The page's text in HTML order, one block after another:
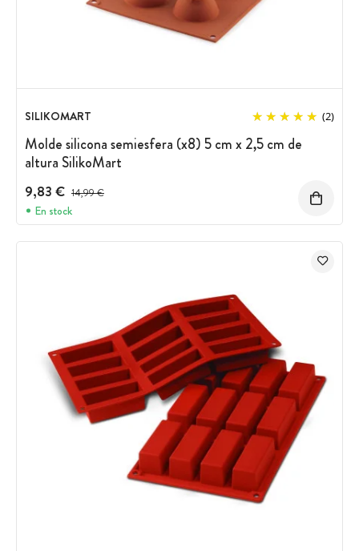
SILIKOMART (2)
Molde silicona semiesfera (x8) 5 cm x 2,5 cm de
altura SilikoMart
9,83 € Precio antes del descuento
14,99 €
En stock